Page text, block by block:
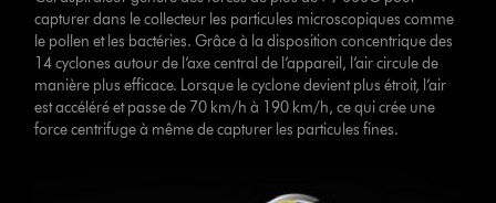
capturer dans le collecteur les particules microscopiques comme
le pollen et les bactéries. Grâce à la disposition concentrique des
14 cyclones autour de l’axe central de l’appareil, l’air circule de
manière plus efficace. Lorsque le cyclone devient plus étroit, l’air
est accéléré et passe de 70 km/h à 190 km/h, ce qui crée une
force centrifuge à même de capturer les particules fines.